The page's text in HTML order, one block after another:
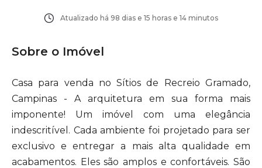
Atualizado há 98 dias e 15 horas e 14 minutos
Sobre o Imóvel
Casa para venda no Sítios de Recreio Gramado,
Campinas - A arquitetura em sua forma mais
imponente! Um imóvel com uma elegância
indescritível. Cada ambiente foi projetado para ser
exclusivo e entregar a mais alta qualidade em
acabamentos. Eles são amplos e confortáveis. São